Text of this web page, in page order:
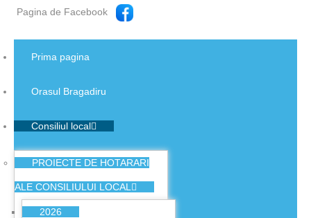
Pagina de Facebook
Prima pagina
Orasul Bragadiru
Consiliul local
PROIECTE DE HOTARARI
ALE CONSILIULUI LOCAL
2026